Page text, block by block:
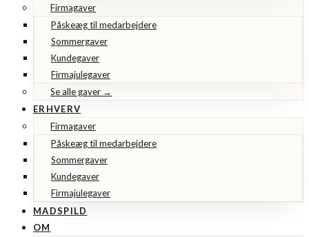
Firmagaver
Påskeæg til medarbejdere
Sommergaver
Kundegaver
Firmajulegaver
Se alle gaver →
ERHVERV
Firmagaver
Påskeæg til medarbejdere
Sommergaver
Kundegaver
Firmajulegaver
MADSPILD
OM